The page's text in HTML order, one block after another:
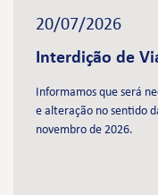
20/07/2026
Interdição de
Informamos que será
e alteração no sentido
novembro de 2026.